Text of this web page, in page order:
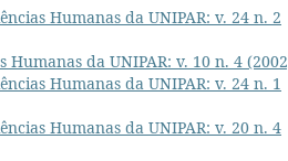
Humanas da UNIPAR: v. 24 n. 2
Humanas da UNIPAR: v. 10 n. 4
Humanas da UNIPAR: v. 24 n. 1
Humanas da UNIPAR: v. 20 n. 4